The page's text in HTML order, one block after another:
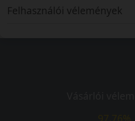
Felhasználói vélemények